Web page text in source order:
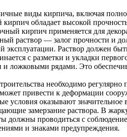
виды кирпича, включая
обладает высокой
кирпич применяется для
раствор — залог прочности и
эксплуатации. Раствор должен
с разметки и укладки
ложковыми рядами. Это
необходимо
привести к деформации
условия оказывают значительное
замерзание раствора. В
должны проводиться с
и знаками предупреждения.